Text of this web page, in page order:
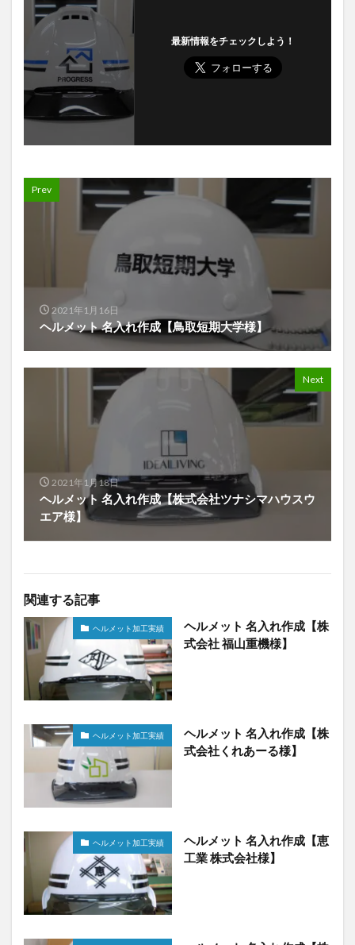
最新情報をチェックしよう！
Prev
2021年1月16日
ヘルメット 名入れ作成【鳥取短期大学様】
Next
2021年1月18日
ヘルメット 名入れ作成【株式会社ツナシマハウスウ
エア様】
関連する記事
ヘルメット加工実績
ヘルメット 名入れ作成【株
式会社 福山重機様】
ヘルメット加工実績
ヘルメット 名入れ作成【株
式会社くれあーる様】
ヘルメット加工実績
ヘルメット 名入れ作成【恵
工業 株式会社様】